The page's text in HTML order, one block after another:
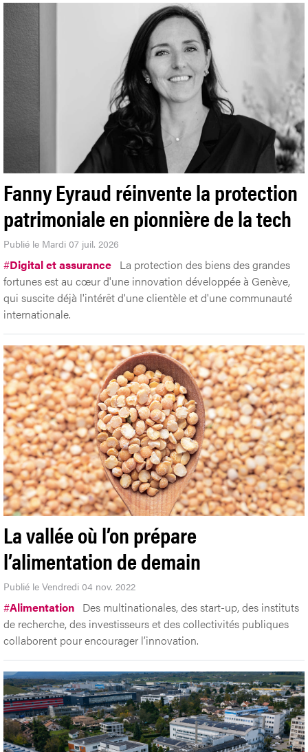
Fanny Eyraud réinvente la protection
patrimoniale en pionnière de la tech
Publié le Mardi 07 juil. 2026
#Digital et assurance La protection des biens des grandes
fortunes est au cœur d'une innovation développée à Genève,
qui suscite déjà l'intérêt d'une clientèle et d'une communauté
internationale.
La vallée où l’on prépare
l’alimentation de demain
Publié le Vendredi 04 nov. 2022
#Alimentation Des multinationales, des start-up, des instituts
de recherche, des investisseurs et des collectivités publiques
collaborent pour encourager l’innovation.